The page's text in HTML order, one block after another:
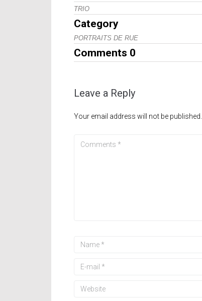
TRIO
Category
PORTRAITS DE RUE
Comments 0
Leave a Reply
Your email address will not be published.